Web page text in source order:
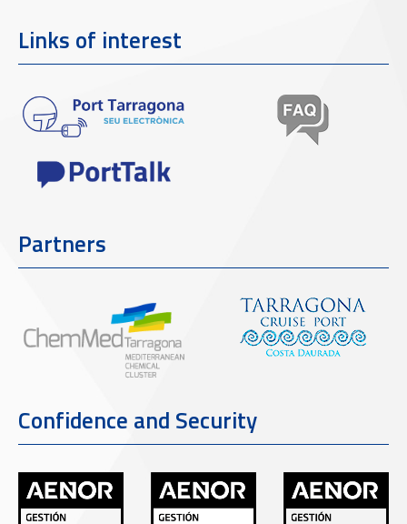
Links of interest
Partners
Confidence and Security